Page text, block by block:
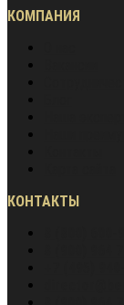
КОМПАНИЯ
КОНТАКТЫ